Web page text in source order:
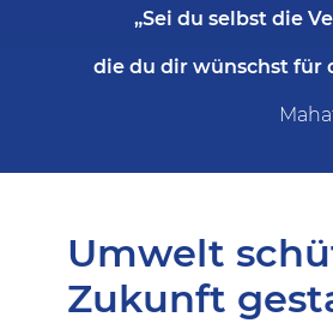
„Sei du selbst die
die du dir wünschst für
Umwelt
Zukunft